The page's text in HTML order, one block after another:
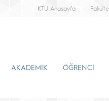
KTÜ Anasayfa Fakülte
AKADEMİK ÖĞRENCİ